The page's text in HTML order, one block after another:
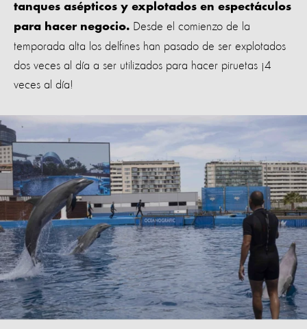
tanques asépticos y explotados en espectáculos
para hacer negocio. Desde el comienzo de la
temporada alta los delfines han pasado de ser explotados
dos veces al día a ser utilizados para hacer piruetas ¡4
veces al día!